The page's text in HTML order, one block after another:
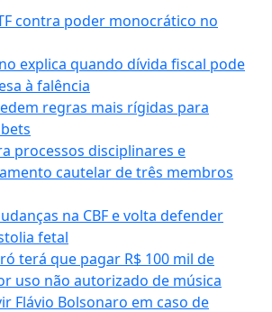
contra poder monocrático no
explica quando dívida fiscal pode
à falência
regras mais rígidas para
processos disciplinares e
cautelar de três membros
na CBF e volta defender
fetal
terá que pagar R$ 100 mil de
uso não autorizado de música
Flávio Bolsonaro em caso de